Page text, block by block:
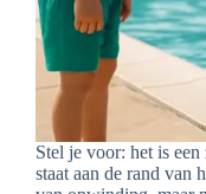
Stel je voor: het is
staat aan de rand van